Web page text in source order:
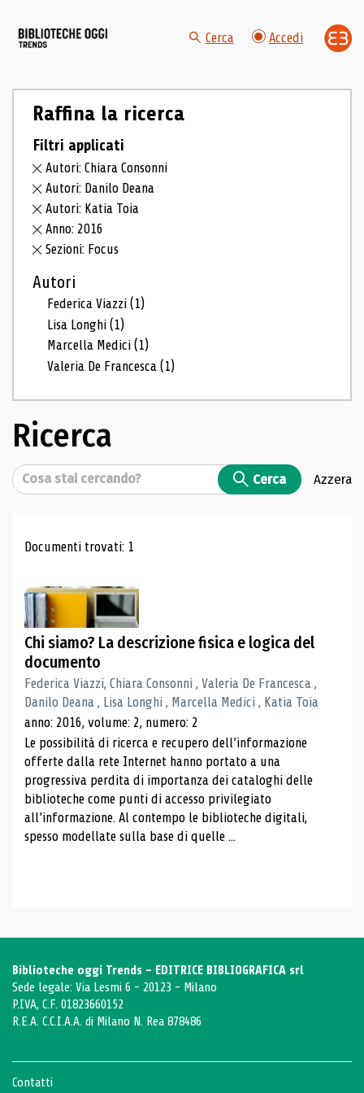
Cerca Accedi
Raffina la ricerca
Filtri applicati
Autori: Chiara Consonni
Autori: Danilo Deana
Autori: Katia Toia
Anno: 2016
Sezioni: Focus
Autori
Federica Viazzi(1)
Lisa Longhi(1)
Marcella Medici(1)
Valeria De Francesca(1)
Ricerca
Cerca Cerca Azzera
Risultati di ricerca
Documenti trovati: 1
Chi siamo? La descrizione fisica e logica del
documento
Federica Viazzi, Chiara Consonni , Valeria De Francesca ,
Danilo Deana , Lisa Longhi , Marcella Medici , Katia Toia
anno: 2016, volume: 2, numero: 2
Le possibilità di ricerca e recupero dell’informazione
offerte dalla rete Internet hanno portato a una
progressiva perdita di importanza dei cataloghi delle
biblioteche come punti di accesso privilegiato
all’informazione. Al contempo le biblioteche digitali,
spesso modellate sulla base di quelle ...
Biblioteche oggi Trends - EDITRICE BIBLIOGRAFICA srl
Sede legale: Via Lesmi 6 - 20123 - Milano
P.IVA, C.F. 01823660152
R.E.A. C.C.I.A.A. di Milano N. Rea 878486
Contatti